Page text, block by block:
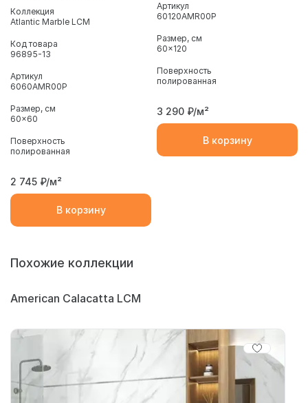
Коллекция
Atlantic Marble LCM
Код товара
96895-13
Артикул
6060AMR00P
Размер, см
60x60
Поверхность
полированная
2 745 ₽/м²
В корзину
Артикул
60120AMR00P
Размер, см
60x120
Поверхность
полированная
3 290 ₽/м²
В корзину
Похожие коллекции
American Calacatta LCM